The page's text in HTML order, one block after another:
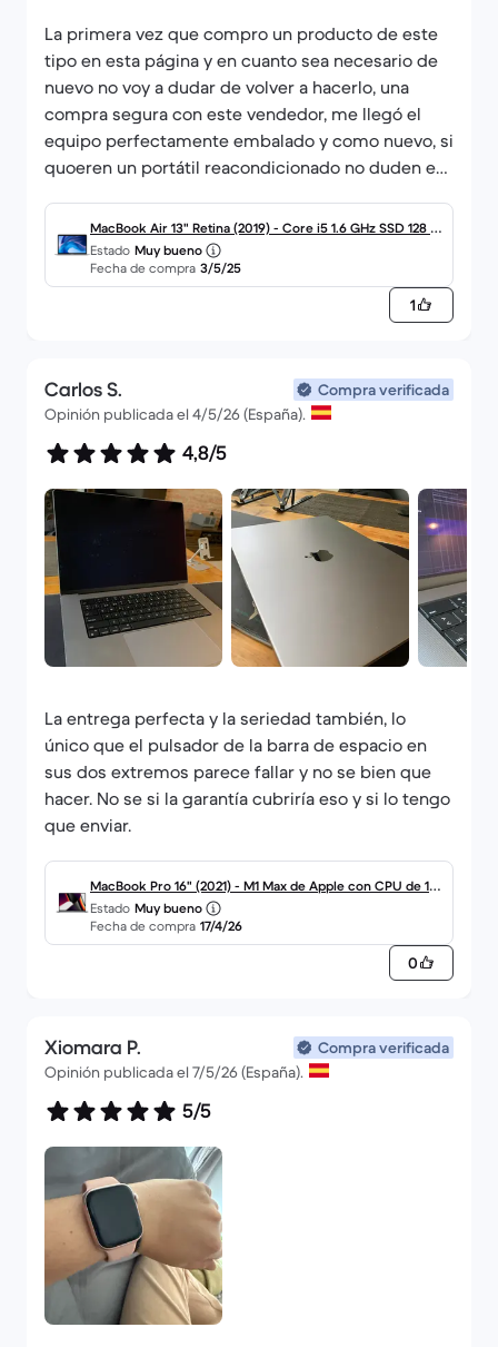
La primera vez que compro un producto de este
tipo en esta página y en cuanto sea necesario de
nuevo no voy a dudar de volver a hacerlo, una
compra segura con este vendedor, me llegó el
equipo perfectamente embalado y como nuevo, si
quoeren un portátil reacondicionado no duden en
MacBook Air 13" Retina (2019) - Core i5 1.6 GHz SSD 128 -
8GB - teclado español
Estado Muy bueno
Fecha de compra 3/5/25
1
Carlos S.
Compra verificada
Opinión publicada el 4/5/26 (España).
4,8/5
La entrega perfecta y la seriedad también, lo
único que el pulsador de la barra de espacio en
sus dos extremos parece fallar y no se bien que
hacer. No se si la garantía cubriría eso y si lo tengo
que enviar.
MacBook Pro 16" (2021) - M1 Max de Apple con CPU de 10
núcleos y GPU de 32 núcleos - 32GB RAM - SSD 1000GB -
Pantalla estándar - QWERTY - Español
Estado Muy bueno
Fecha de compra 17/4/26
0
Xiomara P.
Compra verificada
Opinión publicada el 7/5/26 (España).
5/5